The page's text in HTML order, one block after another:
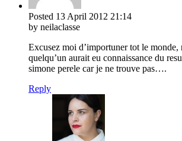
Posted 13 April 2012 21:14
by neilaclasse
Excusez moi d’importuner tot le monde,
quelqu’un aurait eu connaissance du
simone perele car je ne trouve pas….
Reply